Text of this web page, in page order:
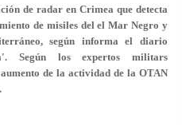
de radar en Crimea que detecta
de misiles del el Mar Negro y
según informa el diario
Según los expertos militars
de la actividad de la OTAN